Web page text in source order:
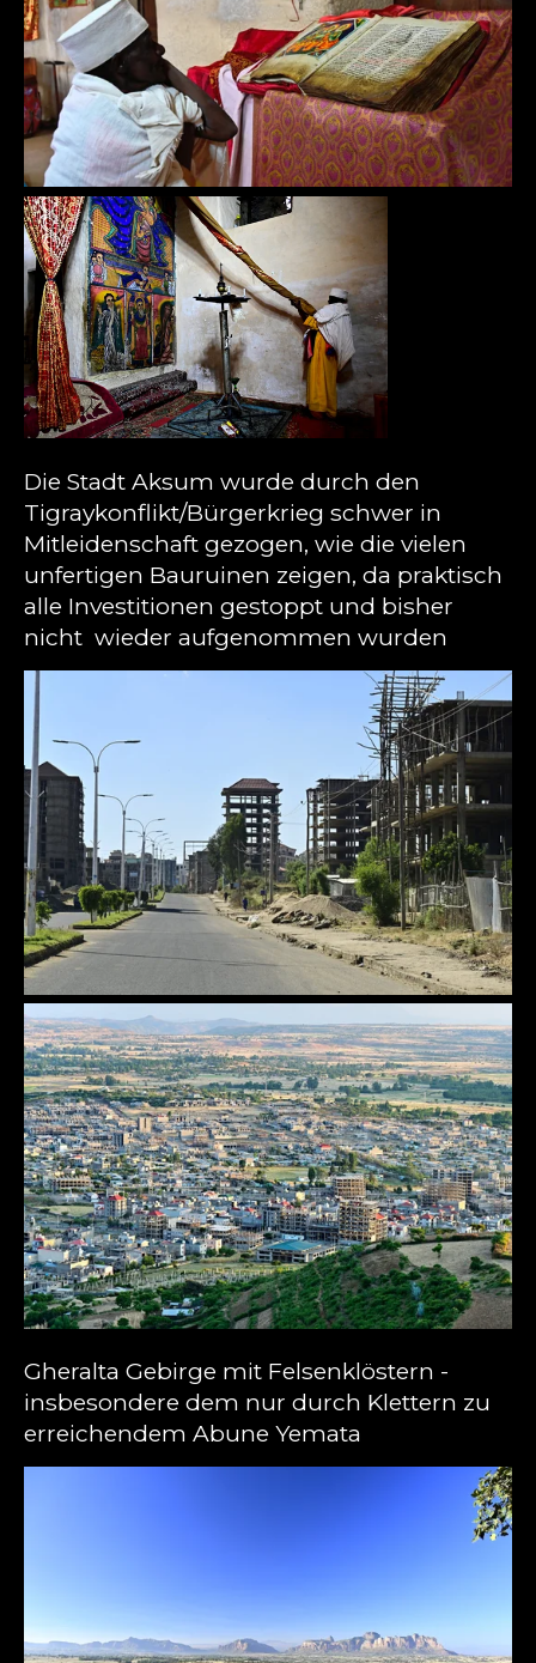
Die Stadt Aksum wurde durch den
Tigraykonflikt/Bürgerkrieg schwer in
Mitleidenschaft gezogen, wie die vielen
unfertigen Bauruinen zeigen, da praktisch
alle Investitionen gestoppt und bisher
nicht wieder aufgenommen wurden
Gheralta Gebirge mit Felsenklöstern -
insbesondere dem nur durch Klettern zu
erreichendem Abune Yemata